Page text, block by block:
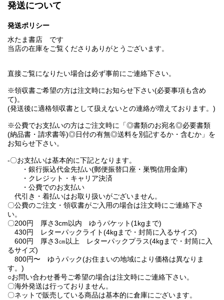
発送について
発送ポリシー
水たま書店 です
当店の在庫をご覧くださりありがとうございます。
直接ご覧になりたい場合は必ず事前にご連絡下さい。
※領収書ご希望の方は注文時にお知らせ下さい(必要事項も含め
て)。
(発送後に適格領収書として扱えないとの連絡が増えております。)
※公費でお支払いの方はご注文時に「◎書類のお宛名◎必要書類
(納品書・請求書等)◎日付の有無◎送料を別記するか・含むか」を
お知らせ下さい。
-〇お支払いは基本的に下記となります。
・銀行振込代金先払い(郵便振替口座・巣鴨信用金庫)
・クレジット・キャリア決済
・公費でのお支払い
代引き・着払いはお取り扱いがございません。
〇公費のご注文・領収書がご入用の場合は注文時にご連絡下さ
い。
〇200円 厚さ3cm以内 ゆうパケット(1kgまで)
430円 レターパックライト(4kgまで・封筒に入るサイズ)
600円 厚さ3㎝以上 レターパックプラス(4kgまで・封筒に入
るサイズ)
800円〜 ゆうパック(お住まいの地域により価格は異なりま
す。)
○お問い合わせ番号ご希望の場合は注文時にご連絡下さい。
〇海外発送は行っておりません。
〇ネットで販売している商品は基本的に倉庫にございます。